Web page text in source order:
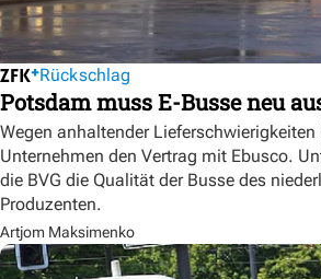
Rückschlag
Potsdam muss E-Busse neu
Wegen anhaltender
Unternehmen den Vertrag mit Ebusco.
die BVG die Qualität der Busse des
Produzenten.
Artjom Maksimenko